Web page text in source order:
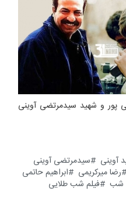
پور و شهید سیدمرتضی آوینی
آوینی
سیدمرتضی آوینی
رضا میرکریمی
ابراهیم حاتمی
شب
فیلم شب طلایی